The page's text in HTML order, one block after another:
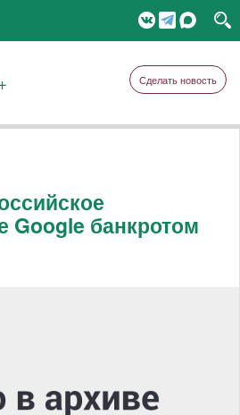
Сделать новость
Google банкротом